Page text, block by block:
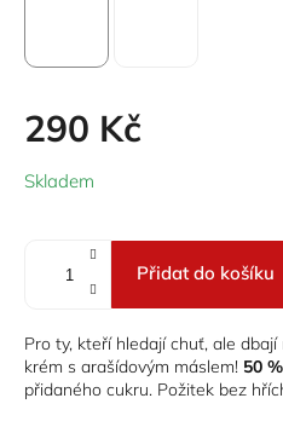
290 Kč
cena:
Skladem
Přidat do košíku
Pro ty, kteří hledají chuť, ale
krém s arašídovým máslem! 50
přidaného cukru. Požitek bez